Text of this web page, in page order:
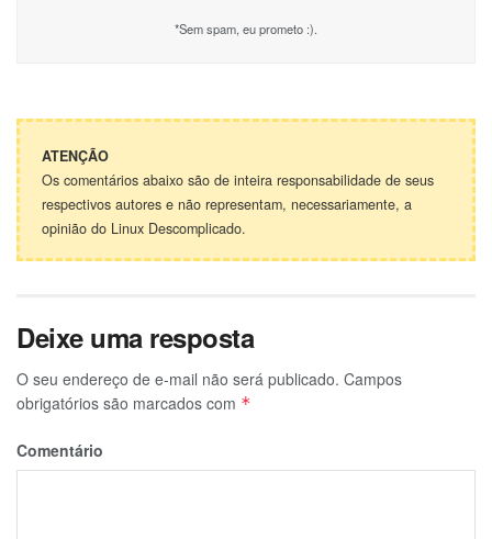
*Sem spam, eu prometo :).
ATENÇÃO
Os comentários abaixo são de inteira responsabilidade de seus
respectivos autores e não representam, necessariamente, a
opinião do Linux Descomplicado.
Deixe uma resposta
O seu endereço de e-mail não será publicado. Campos
obrigatórios são marcados com *
Comentário